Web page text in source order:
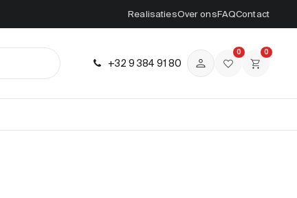
RealisatiesOver onsFAQContact
0
0
+32 9 384 91 80